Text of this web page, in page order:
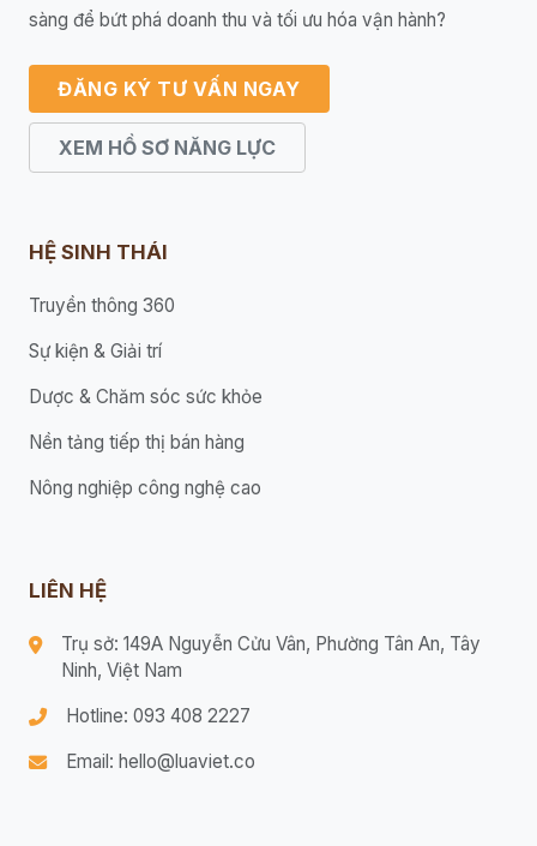
sàng để bứt phá doanh thu và tối ưu hóa vận hành?
ĐĂNG KÝ TƯ VẤN NGAY
XEM HỒ SƠ NĂNG LỰC
HỆ SINH THÁI
Truyền thông 360
Sự kiện & Giải trí
Dược & Chăm sóc sức khỏe
Nền tảng tiếp thị bán hàng
Nông nghiệp công nghệ cao
LIÊN HỆ
Trụ sở: 149A Nguyễn Cửu Vân, Phường Tân An, Tây
Ninh, Việt Nam
Hotline: 093 408 2227
Email: hello@luaviet.co